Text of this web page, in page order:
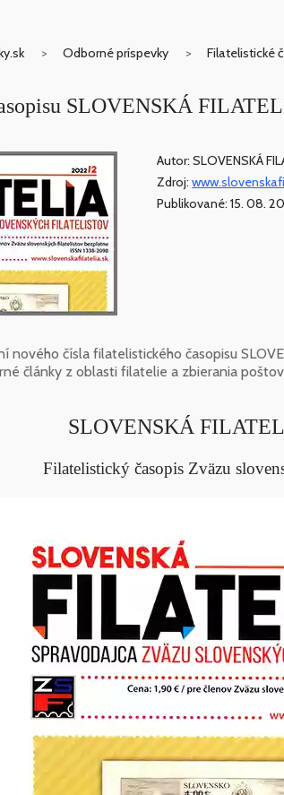
Odborné príspevky Filatelistické
SLOVENSKÁ
Autor: SLOVENSKÁ
Zdroj:
Publikované: 15. 08.
nového čísla filatelistického časopisu
články z oblasti filatelie a zbierania
SLOVENSKÁ
Filatelistický časopis Zväzu